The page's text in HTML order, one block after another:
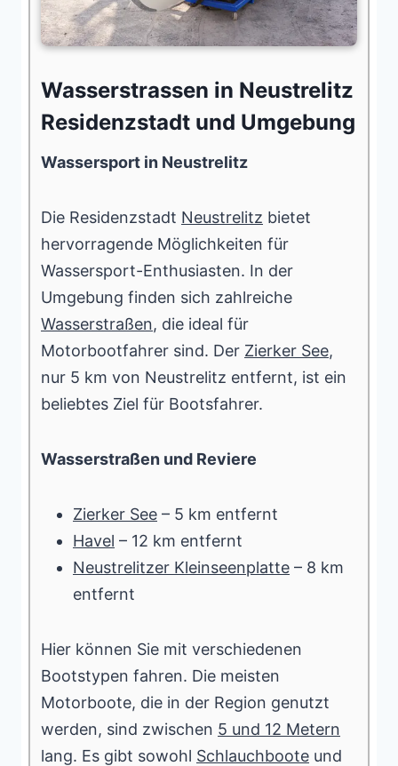
Wasserstrassen in Neustrelitz
Residenzstadt und Umgebung
Wassersport in Neustrelitz
Die Residenzstadt Neustrelitz bietet
hervorragende Möglichkeiten für
Wassersport-Enthusiasten. In der
Umgebung finden sich zahlreiche
Wasserstraßen, die ideal für
Motorbootfahrer sind. Der Zierker See,
nur 5 km von Neustrelitz entfernt, ist ein
beliebtes Ziel für Bootsfahrer.
Wasserstraßen und Reviere
Zierker See – 5 km entfernt
Havel – 12 km entfernt
Neustrelitzer Kleinseenplatte – 8 km
entfernt
Hier können Sie mit verschiedenen
Bootstypen fahren. Die meisten
Motorboote, die in der Region genutzt
werden, sind zwischen 5 und 12 Metern
lang. Es gibt sowohl Schlauchboote und